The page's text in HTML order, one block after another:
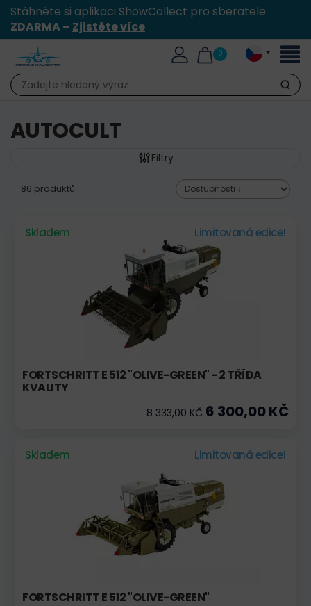
Stáhněte si aplikaci ShowCollect pro sběratele
ZDARMA – Zjistěte více
0
Hledat
AUTOCULT
Filtry
86 produktů
Skladem Limitovaná edice!
FORTSCHRITT E 512 "OLIVE-GREEN" - 2 TŘÍDA
KVALITY
8 333,00 KČ 6 300,00 KČ
Skladem Limitovaná edice!
FORTSCHRITT E 512 "OLIVE-GREEN"